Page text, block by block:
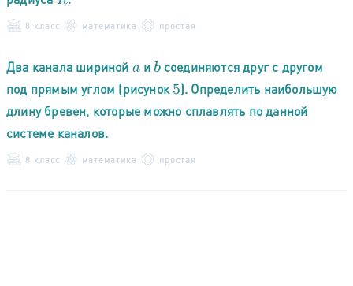
8 класс математика простая
Два канала шириной aиbсоединяются друг с другом
под прямым углом (рисунок5). Определить наибольшую
длину бревен, которые можно сплавлять по данной
системе каналов.
8 класс математика простая